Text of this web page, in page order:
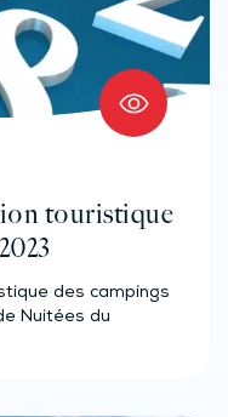
touristique
des campings
Nuitées du